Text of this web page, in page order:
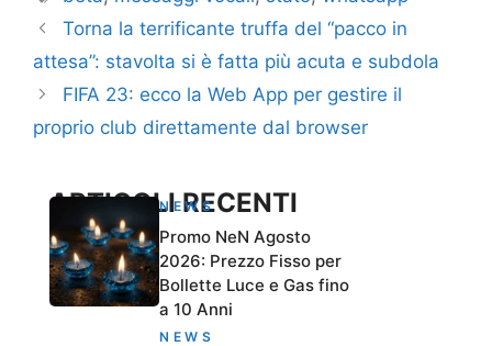
Torna la terrificante truffa del “pacco in
attesa”: stavolta si è fatta più acuta e subdola
FIFA 23: ecco la Web App per gestire il
proprio club direttamente dal browser
ARTICOLI RECENTI
NEWS
Promo NeN Agosto
2026: Prezzo Fisso per
Bollette Luce e Gas fino
a 10 Anni
NEWS